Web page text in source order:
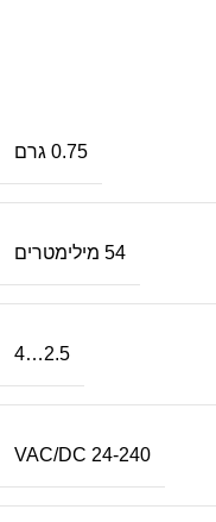
0.75 גרם
54 מילימטרים
2.5…4
24-240 VAC/DC